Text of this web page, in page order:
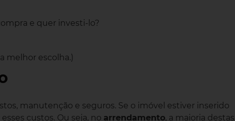
e quer investi-lo?
melhor escolha.)
manutenção e seguros. Se o imóvel estiver inserido
custos. Ou seja, no arrendamento, a maioria destas